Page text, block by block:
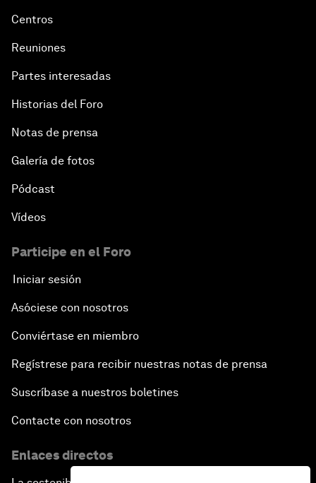
Centros
Reuniones
Partes interesadas
Historias del Foro
Notas de prensa
Galería de fotos
Pódcast
Vídeos
Participe en el Foro
Iniciar sesión
Asóciese con nosotros
Conviértase en miembro
Regístrese para recibir nuestras notas de prensa
Suscríbase a nuestros boletines
Contacte con nosotros
Enlaces directos